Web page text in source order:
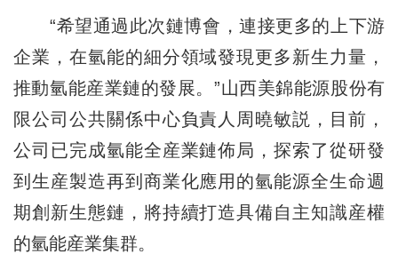
“希望通過此次鏈博會，連接更多的上下游
企業，在氫能的細分領域發現更多新生力量，
推動氫能産業鏈的發展。”山西美錦能源股份有
限公司公共關係中心負責人周曉敏説，目前，
公司已完成氫能全産業鏈佈局，探索了從研發
到生産製造再到商業化應用的氫能源全生命週
期創新生態鏈，將持續打造具備自主知識産權
的氫能産業集群。